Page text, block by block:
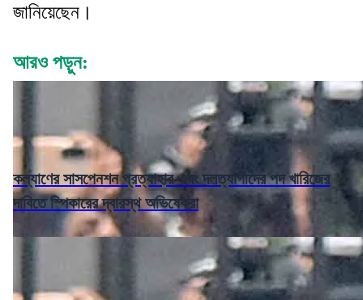
জানিয়েছেন।
আরও পড়ুন:
কল্যাণের সাসপেনশন প্রত্যাহার এবং দলত্যাগীদের পদ খারিজের
দাবিতে স্পিকারের দ্বারস্থ অভিষেকরা